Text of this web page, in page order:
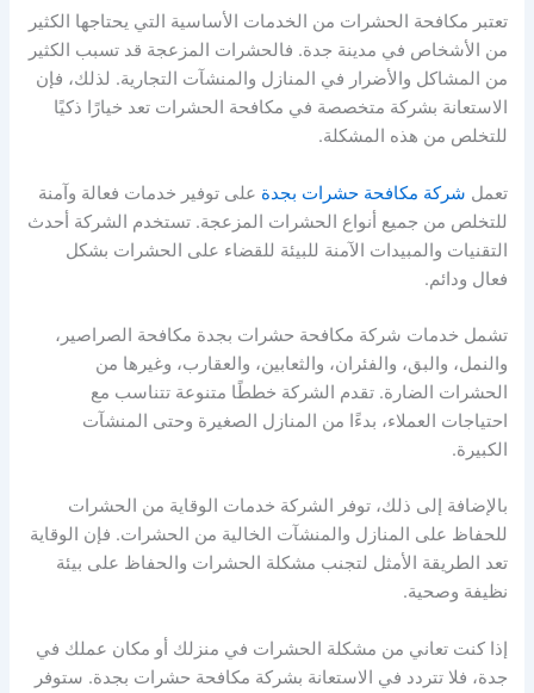
تعتبر مكافحة الحشرات من الخدمات الأساسية التي يحتاجها الكثير
من الأشخاص في مدينة جدة. فالحشرات المزعجة قد تسبب الكثير
من المشاكل والأضرار في المنازل والمنشآت التجارية. لذلك، فإن
الاستعانة بشركة متخصصة في مكافحة الحشرات تعد خيارًا ذكيًا
للتخلص من هذه المشكلة.
تعمل شركة مكافحة حشرات بجدة على توفير خدمات فعالة وآمنة
للتخلص من جميع أنواع الحشرات المزعجة. تستخدم الشركة أحدث
التقنيات والمبيدات الآمنة للبيئة للقضاء على الحشرات بشكل
فعال ودائم.
تشمل خدمات شركة مكافحة حشرات بجدة مكافحة الصراصير،
والنمل، والبق، والفئران، والثعابين، والعقارب، وغيرها من
الحشرات الضارة. تقدم الشركة خططًا متنوعة تتناسب مع
احتياجات العملاء، بدءًا من المنازل الصغيرة وحتى المنشآت
الكبيرة.
بالإضافة إلى ذلك، توفر الشركة خدمات الوقاية من الحشرات
للحفاظ على المنازل والمنشآت الخالية من الحشرات. فإن الوقاية
تعد الطريقة الأمثل لتجنب مشكلة الحشرات والحفاظ على بيئة
نظيفة وصحية.
إذا كنت تعاني من مشكلة الحشرات في منزلك أو مكان عملك في
جدة، فلا تتردد في الاستعانة بشركة مكافحة حشرات بجدة. ستوفر